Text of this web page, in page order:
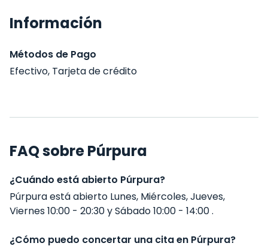
Información
Métodos de Pago
Efectivo, Tarjeta de crédito
FAQ sobre Púrpura
¿Cuándo está abierto Púrpura?
Púrpura está abierto Lunes, Miércoles, Jueves,
Viernes 10:00 - 20:30 y Sábado 10:00 - 14:00 .
¿Cómo puedo concertar una cita en Púrpura?